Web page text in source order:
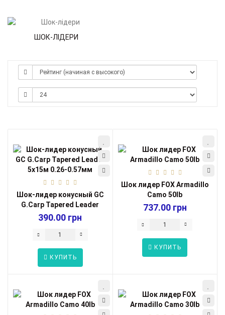
ШОК-ЛІДЕРИ
Шок-лидер конусный GC
G.Carp Tapered Leader
5x15м 0.26-...
390.00 грн
КУПИТЬ
Шок лидер FOX Armadillo
Camo 50lb
737.00 грн
КУПИТЬ